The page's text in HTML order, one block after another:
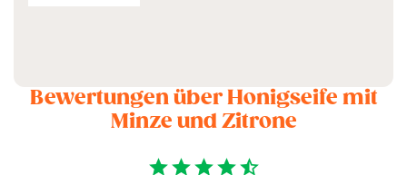
Bewertungen über Honigseife mit
Minze und Zitrone
starstarstarstarstar_half